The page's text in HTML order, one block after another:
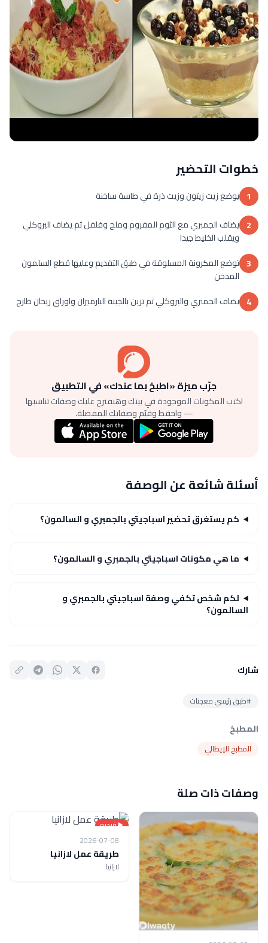
خطوات التحضير
1 يوضع زيت زيتون وزيت ذرة في طاسة ساخنة
2 يضاف الجمبري مع الثوم المفروم وملح وفلفل ثم يضاف البروكلي
ويقلب الخليط جيدا
3 توضع المكرونة المسلوقة في طبق التقديم وعليها قطع السلمون
المدخن
4 يضاف الجمبري والبروكلي ثم تزين بالجبنة البارميزان واوراق ريحان طازج
جرّب ميزة «اطبخ بما عندك» في التطبيق
اكتب المكونات الموجودة في بيتك وهنقترح عليك وصفات تناسبها
— واحفظ وقيّم وصفاتك المفضلة.
أسئلة شائعة عن الوصفة
كم يستغرق تحضير اسباجيتي بالجمبري و السالمون؟
ما هي مكونات اسباجيتي بالجمبري و السالمون؟
لكم شخص تكفي وصفة اسباجيتي بالجمبري و
السالمون؟
شارك
#طبق رئيسي معجنات
المطبخ
المطبخ الإيطالي
وصفات ذات صلة
فيديو
2026-07-08
طريقة عمل لازانيا
لازانيا